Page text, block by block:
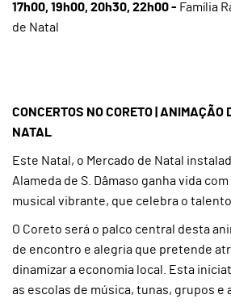
17h00, 19h00, 20h30, 22h00 - Família
de Natal
CONCERTOS NO CORETO | ANIMAÇÃO
NATAL
Este Natal, o Mercado de Natal
Alameda de S. Dâmaso ganha vida
musical vibrante, que celebra o
O Coreto será o palco central desta
de encontro e alegria que pretende
dinamizar a economia local. Esta
as escolas de música, tunas, grupos e